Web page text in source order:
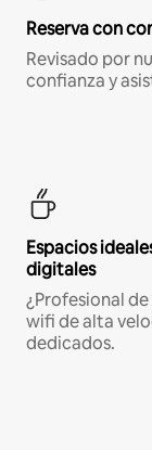
Reserva con
Revisado por
confianza y
Espacios
digitales
¿Profesional
wifi de alta
dedicados.